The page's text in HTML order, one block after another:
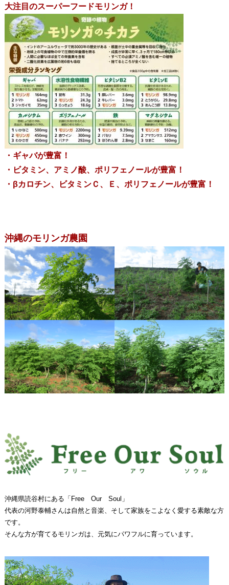
大注目のスーパーフードモリンガ！
・ギャバが豊富！
・ビタミン、アミノ酸、ポリフェノールが豊富！
・βカロチン、ビタミンＣ、Ｅ、ポリフェノールが豊富！
沖縄のモリンガ農園
沖縄県読谷村にある「Free Our Soul」
代表の河野泰輔さんは自然と音楽、そして家族をこよなく愛する素敵な方
です。
そんな方が育てるモリンガは、元気にパワフルに育っています。